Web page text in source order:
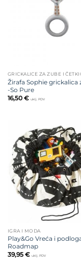
GRICKALICE ZA ZUBE I
Žirafa Sophie grickalica
-So Pure
16,50 € uklj. PDV
IGRA I MODA
Play&Go Vreća i
Roadmap
39,95 € uklj. PDV